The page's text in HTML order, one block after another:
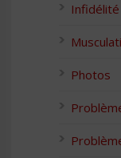
Infidélité
Photos